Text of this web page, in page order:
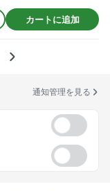
カートに追加
通知管理を見る